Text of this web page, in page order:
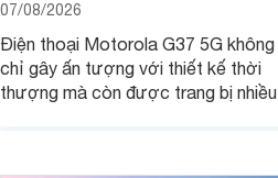
07/08/2026
Điện thoại Motorola G37 5G không
chỉ gây ấn tượng với thiết kế thời
thượng mà còn được trang bị nhiều